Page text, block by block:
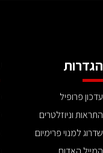
הגדרות
עדכון פרופיל
התראות וניוזלטרים
שדרוג למנוי פרימיום